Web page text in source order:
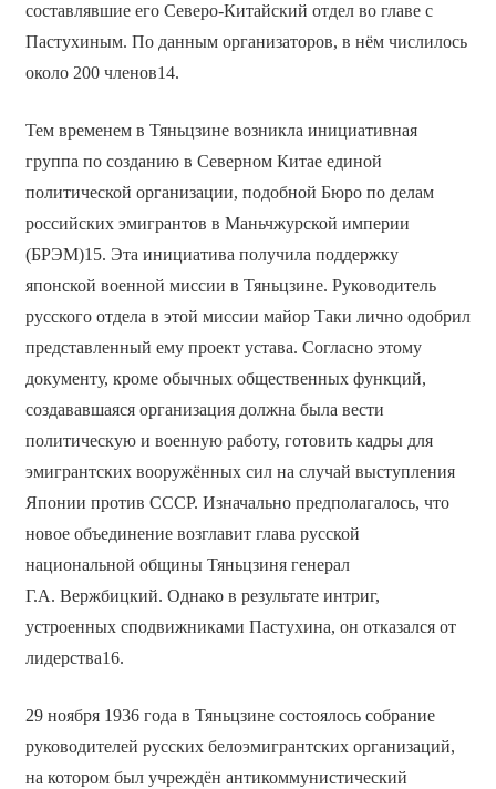
составлявшие его Северо-Китайский отдел во главе с
Пастухиным. По данным организаторов, в нём числилось
около 200 членов14.
Тем временем в Тяньцзине возникла инициативная
группа по созданию в Северном Китае единой
политической организации, подобной Бюро по делам
российских эмигрантов в Маньчжурской империи
(БРЭМ)15. Эта инициатива получила поддержку
японской военной миссии в Тяньцзине. Руководитель
русского отдела в этой миссии майор Таки лично одобрил
представленный ему проект устава. Согласно этому
документу, кроме обычных общественных функций,
создававшаяся организация должна была вести
политическую и военную работу, готовить кадры для
эмигрантских вооружённых сил на случай выступления
Японии против СССР. Изначально предполагалось, что
новое объединение возглавит глава русской
национальной общины Тяньцзиня генерал
Г.А. Вержбицкий. Однако в результате интриг,
устроенных сподвижниками Пастухина, он отказался от
лидерства16.
29 ноября 1936 года в Тяньцзине состоялось собрание
руководителей русских белоэмигрантских организаций,
на котором был учреждён антикоммунистический